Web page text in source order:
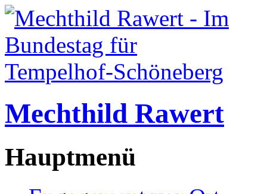
Mechthild Rawert
Hauptmenü